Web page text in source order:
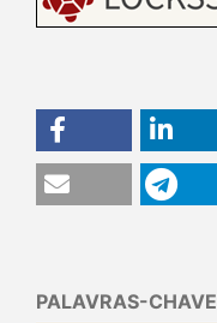
PALAVRAS-CHAVE